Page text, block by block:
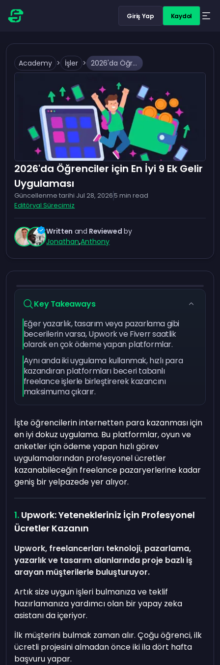
Giriş Yap Kaydol
Academy > İşler > 2026'da Öğrenciler için En İyi 9 Ek Gelir Uygulaması
2026'da Öğrenciler için En İyi 9 Ek Gelir
Uygulaması
Güncellenme tarihi Jul 28, 20265 min read
Editöryal Sürecimiz
Written and Reviewed by
Jonathan,Anthony
Key Takeaways
Eğer yazarlık, tasarım veya pazarlama gibi
becerilerin varsa, Upwork ve Fiverr saatlik
olarak en çok ödeme yapan platformlar.
Aynı anda iki uygulama kullanmak, hızlı para
kazandıran platformları beceri tabanlı
freelance işlerle birleştirerek kazancını
maksimuma çıkarır.
İşte öğrencilerin internetten para kazanması için
en iyi dokuz uygulama. Bu platformlar, oyun ve
anketler için ödeme yapan hızlı görev
uygulamalarından profesyonel ücretler
kazanabileceğin freelance pazaryerlerine kadar
geniş bir yelpazede yer alıyor.
Upwork: Yetenekleriniz İçin Profesyonel
Ücretler Kazanın
Upwork, freelancerları teknoloji, pazarlama,
yazarlık ve tasarım alanlarında proje bazlı iş
arayan müşterilerle buluşturuyor.
Artık size uygun işleri bulmanıza ve teklif
hazırlamanıza yardımcı olan bir yapay zeka
asistanı da içeriyor.
İlk müşterini bulmak zaman alır. Çoğu öğrenci, ilk
ücretli projesini almadan önce iki ila dört hafta
başvuru yapar.